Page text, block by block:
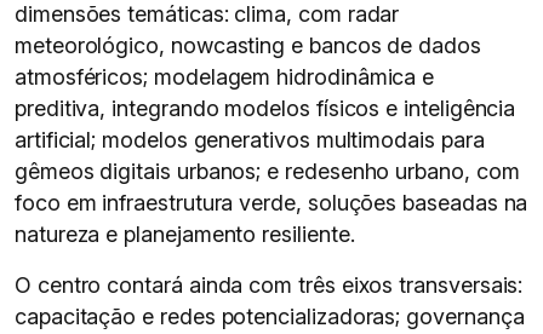
dimensões temáticas: clima, com radar
meteorológico, nowcasting e bancos de dados
atmosféricos; modelagem hidrodinâmica e
preditiva, integrando modelos físicos e inteligência
artificial; modelos generativos multimodais para
gêmeos digitais urbanos; e redesenho urbano, com
foco em infraestrutura verde, soluções baseadas na
natureza e planejamento resiliente.
O centro contará ainda com três eixos transversais:
capacitação e redes potencializadoras; governança